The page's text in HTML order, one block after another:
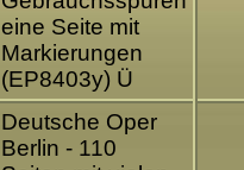
eine Seite mit
Markierungen
(EP8403y) Ü
Deutsche Oper
Berlin - 110